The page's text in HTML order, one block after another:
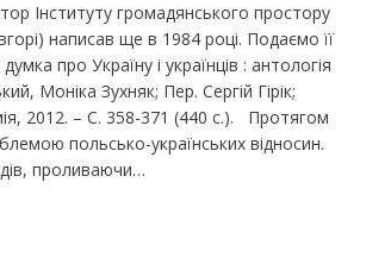
Інституту громадянського простору
написав ще в 1984 році. Подаємо її
про Україну і українців : антологія
Моніка Зухняк; Пер. Сергій Гірік;
2012. – С. 358-371 (440 с.). Протягом
польсько-українських відносин.
проливаючи…